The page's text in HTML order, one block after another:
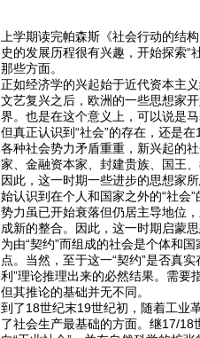
上学期读完帕森斯《社会行动的结
史的发展历程很有兴趣，开始探索“
那些方面。
正如经济学的兴起始于近代资本主
文艺复兴之后，欧洲的一些思想家
界。也是在这个意义上，可以说是
但真正认识到“社会”的存在，还是
各种社会势力矛盾重重，新兴起的
家、金融资本家、封建贵族、国王
因此，这一时期一些进步的思想家
始认识到在个人和国家之外的“社会
势力虽已开始衰落但仍居主导地位
成新的整合。因此，这一时期启蒙
为由“契约”而组成的社会是个体和
点。当然，至于这一“契约”是否真
利”理论推理出来的必然结果。需要
但其推论的基础并无不同。
到了18世纪末19世纪初，随着工业
了社会生产最基础的方面。继17/18